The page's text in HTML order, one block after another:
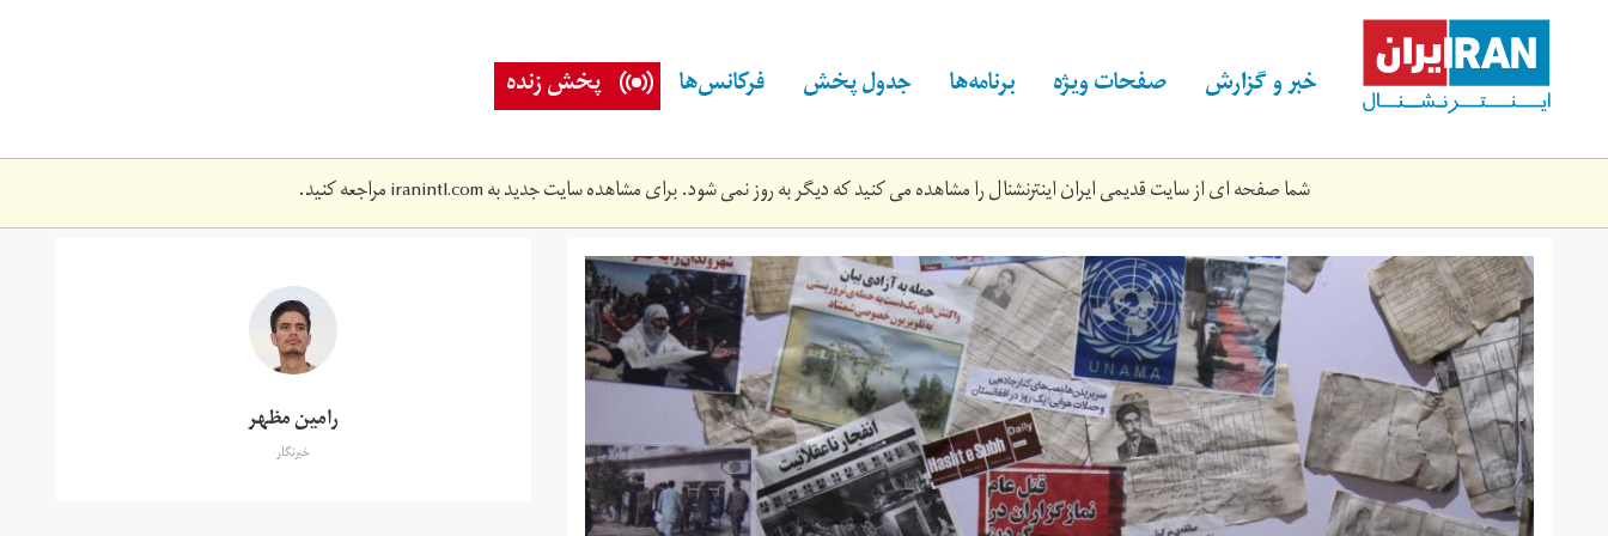
content خبر و گزارش صفحات ویژه برنامه‌ها جدول پخش فرکانس‌ها پخش زنده
شما صفحه ای از سایت قدیمی ایران اینترنشنال را مشاهده می کنید که دیگر به روز نمی شود. برای مشاهده سایت جدید بهiranintl.comمراجعه کنید.
image002.jpg
رامین مظهر
خبرنگار